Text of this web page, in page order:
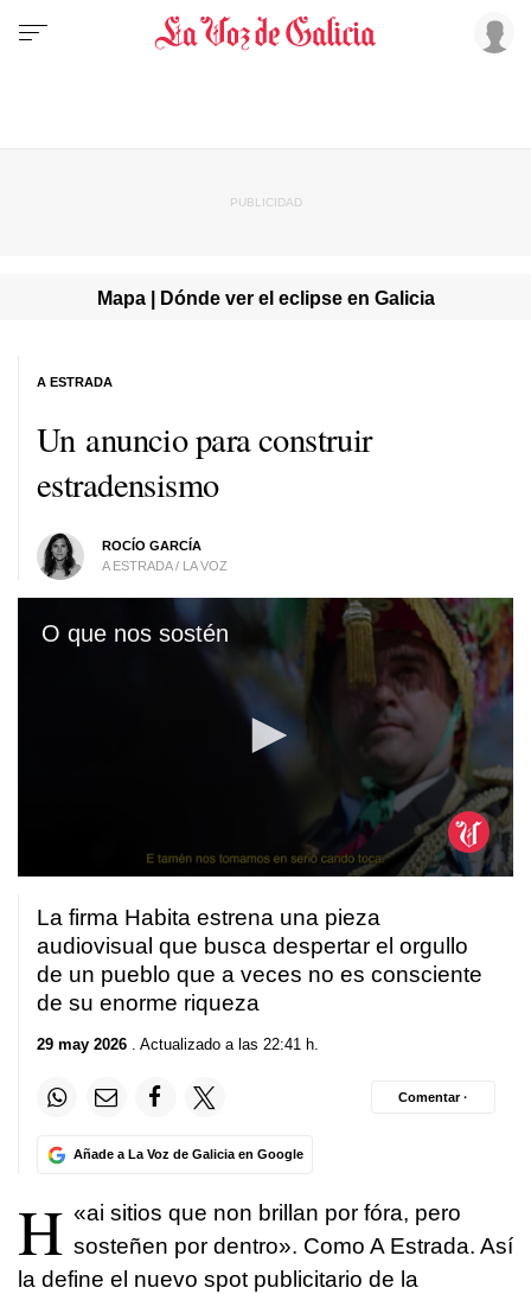
Mapa | Dónde ver el eclipse en Galicia
Un anuncio para construir
estradensismo
ROCÍO GARCÍA
A ESTRADA / LA VOZ
A ESTRADA
O que nos sostén
minutes,
seconds
La firma Habita estrena una pieza
audiovisual que busca despertar el orgullo
de un pueblo que a veces no es consciente
de su enorme riqueza
29 may 2026 . Actualizado a las 22:41 h.
Añade a La Voz de Galicia en Google
Comentar ·
«
H
ai sitios que non brillan por fóra, pero
sosteñen por dentro». Como A Estrada. Así
la define el nuevo spot publicitario de la